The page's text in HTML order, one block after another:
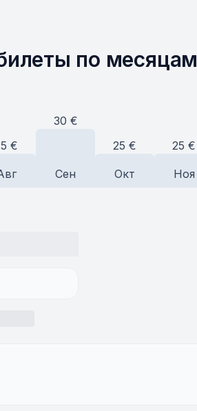
по месяцам
€
30 €
Сен
25 €
Окт
25 €
Ноя